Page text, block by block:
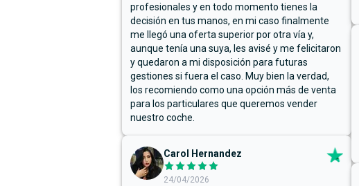
profesionales y en todo momento tienes la
decisión en tus manos, en mi caso finalmente
me llegó una oferta superior por otra vía y,
aunque tenía una suya, les avisé y me felicitaron
y quedaron a mi disposición para futuras
gestiones si fuera el caso. Muy bien la verdad,
los recomiendo como una opción más de venta
para los particulares que queremos vender
nuestro coche.
Carol Hernandez
24/04/2026